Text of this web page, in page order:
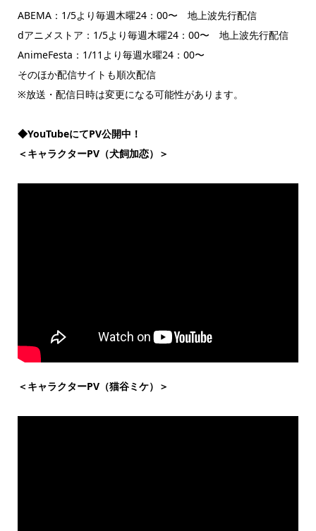
ABEMA：1/5より毎週木曜24：00〜 地上波先行配信
dアニメストア：1/5より毎週木曜24：00〜 地上波先行配信
AnimeFesta：1/11より毎週水曜24：00〜
そのほか配信サイトも順次配信
※放送・配信日時は変更になる可能性があります。
◆YouTubeにてPV公開中！
＜キャラクターPV（犬飼加恋）＞
＜キャラクターPV（猫谷ミケ）＞